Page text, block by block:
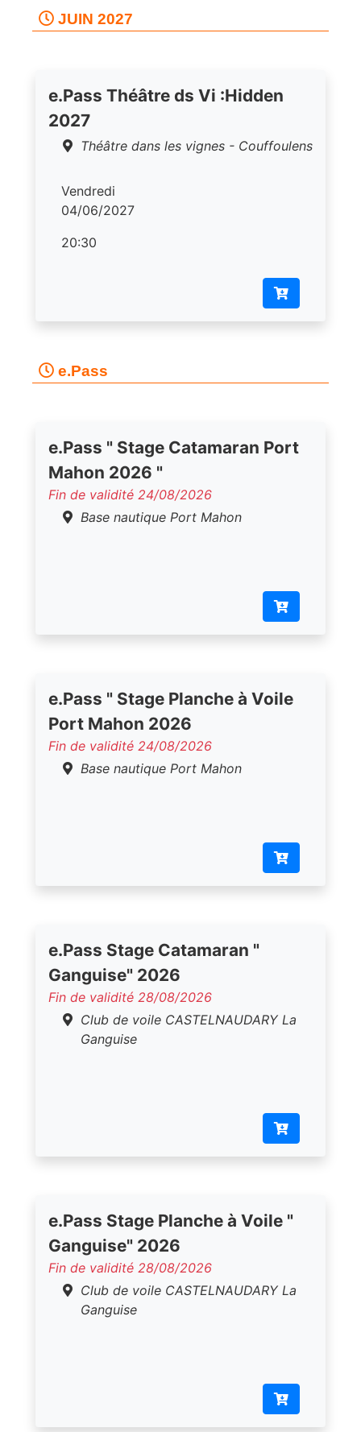
JUIN 2027
e.Pass Théâtre ds Vi :Hidden
2027
Théâtre dans les vignes - Couffoulens
Vendredi
04/06/2027
20:30
e.Pass
e.Pass " Stage Catamaran Port
Mahon 2026 "
Fin de validité 24/08/2026
Base nautique Port Mahon
e.Pass " Stage Planche à Voile
Port Mahon 2026
Fin de validité 24/08/2026
Base nautique Port Mahon
e.Pass Stage Catamaran "
Ganguise" 2026
Fin de validité 28/08/2026
Club de voile CASTELNAUDARY La
Ganguise
e.Pass Stage Planche à Voile "
Ganguise" 2026
Fin de validité 28/08/2026
Club de voile CASTELNAUDARY La
Ganguise